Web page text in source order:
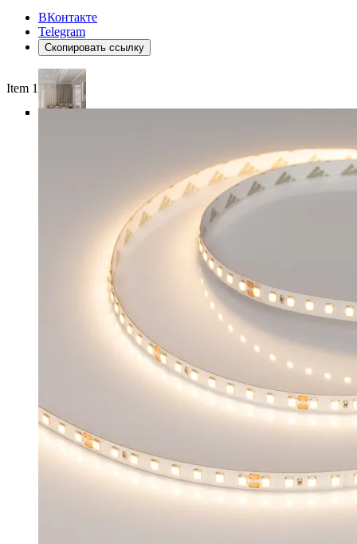
ВКонтакте
Telegram
Скопировать ссылку
Item 1 of 5